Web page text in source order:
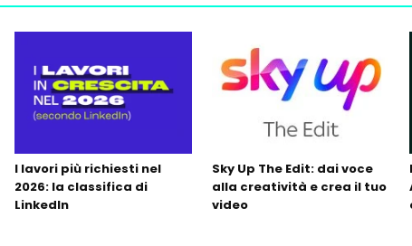
I lavori più richiesti nel
2026: la classifica di
LinkedIn
Sky Up The Edit: dai voce
alla creatività e crea il tuo
video